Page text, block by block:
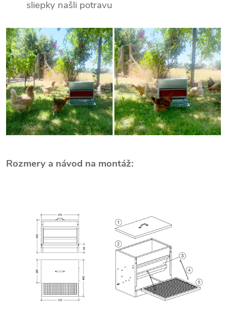
sliepky našli potravu
Rozmery a návod na montáž: